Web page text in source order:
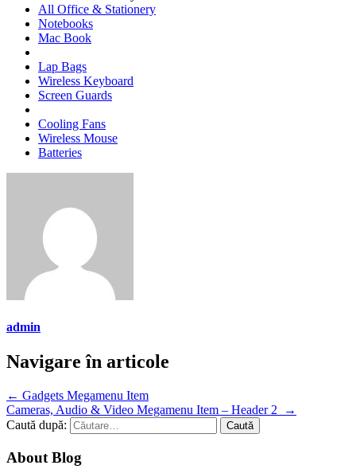
All Office & Stationery
Notebooks
Mac Book
Lap Bags
Wireless Keyboard
Screen Guards
Cooling Fans
Wireless Mouse
Batteries
admin
Navigare în articole
← Gadgets Megamenu Item
Cameras, Audio & Video Megamenu Item – Header 2
→
Caută după:
About Blog